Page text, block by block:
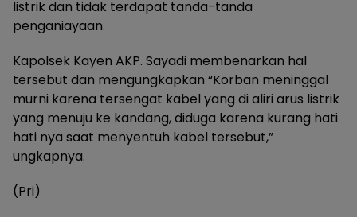
listrik dan tidak terdapat tanda-tanda
penganiayaan.
Kapolsek Kayen AKP. Sayadi membenarkan hal
tersebut dan mengungkapkan “Korban meninggal
murni karena tersengat kabel yang di aliri arus listrik
yang menuju ke kandang, diduga karena kurang hati
hati nya saat menyentuh kabel tersebut,”
ungkapnya.
(Pri)